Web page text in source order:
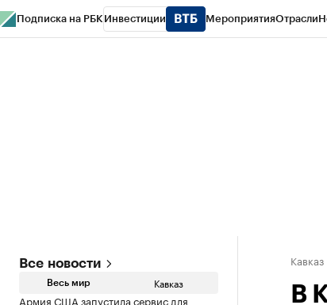
Подписка на РБК Инвестиции МероприятияОтрасли
Все новости
Весь мир Кавказ
Армия США запустила сервис для
Кавказ
В